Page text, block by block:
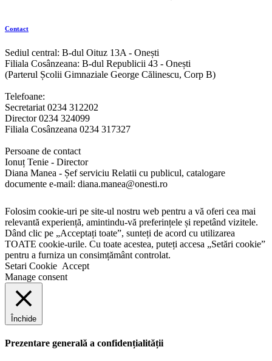
Contact
Sediul central: B-dul Oituz 13A - Onești
Filiala Cosânzeana: B-dul Republicii 43 - Onești
(Parterul Școlii Gimnaziale George Călinescu, Corp B)
Telefoane:
Secretariat 0234 312202
Director 0234 324099
Filiala Cosânzeana 0234 317327
Persoane de contact
Ionuț Tenie - Director
Diana Manea - Șef serviciu Relatii cu publicul, catalogare
documente e-mail: diana.manea@onesti.ro
Folosim cookie-uri pe site-ul nostru web pentru a vă oferi cea mai
relevantă experiență, amintindu-vă preferințele și repetând vizitele.
Dând clic pe „Acceptați toate”, sunteți de acord cu utilizarea
TOATE cookie-urile. Cu toate acestea, puteți accesa „Setări cookie”
pentru a furniza un consimțământ controlat.
Setari Cookie Accept
Manage consent
Închide
Prezentare generală a confidențialității